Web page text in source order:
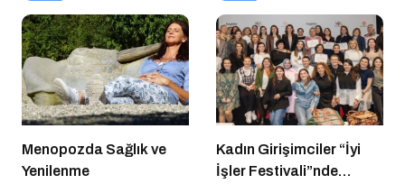
Menopozda Sağlık ve
Yenilenme
Kadın Girişimciler “İyi
İşler Festivali”nde